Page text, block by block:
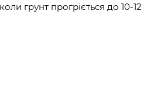
грунт прогріється до 10-12